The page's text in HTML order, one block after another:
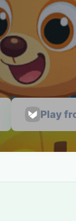
Play